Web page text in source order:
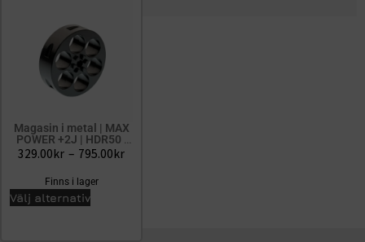
Magasin i metal | MAX
POWER +2J | HDR50 |
TR50
329.00kr – 795.00kr
Finns i lager
Välj alternativ